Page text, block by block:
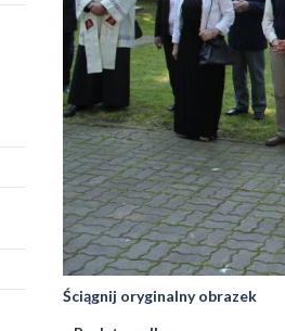
Ściągnij oryginalny obrazek